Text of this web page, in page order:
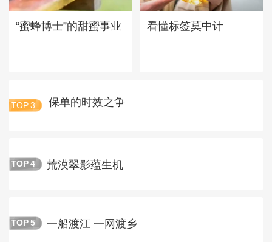
“蜜蜂博士”的甜蜜事业 看懂标签莫中计
TOP 3 保单的时效之争
TOP 4 荒漠翠影蕴生机
TOP 5 一船渡江 一网渡乡